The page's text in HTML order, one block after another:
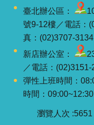
訊
民
務
臺北辦公區：
號9-12樓／電話：
真：(02)3707-3134
新店辦公室：
／電話：(02)3151-
彈性上班時間：
時間：
瀏覽人次 5651